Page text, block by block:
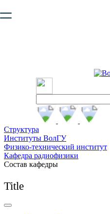
безопасную работу с сайтом.
Структура
Институты ВолГУ
Физико-технический институт
Кафедра радиофизики
Состав кафедры
Title